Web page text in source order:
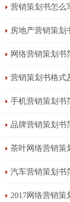
营销策划书怎么
房地产营销策划
网络营销策划书
营销策划书格式
手机营销策划书
品牌营销策划书
茶叶网络营销策
汽车营销策划书
2017网络营销策